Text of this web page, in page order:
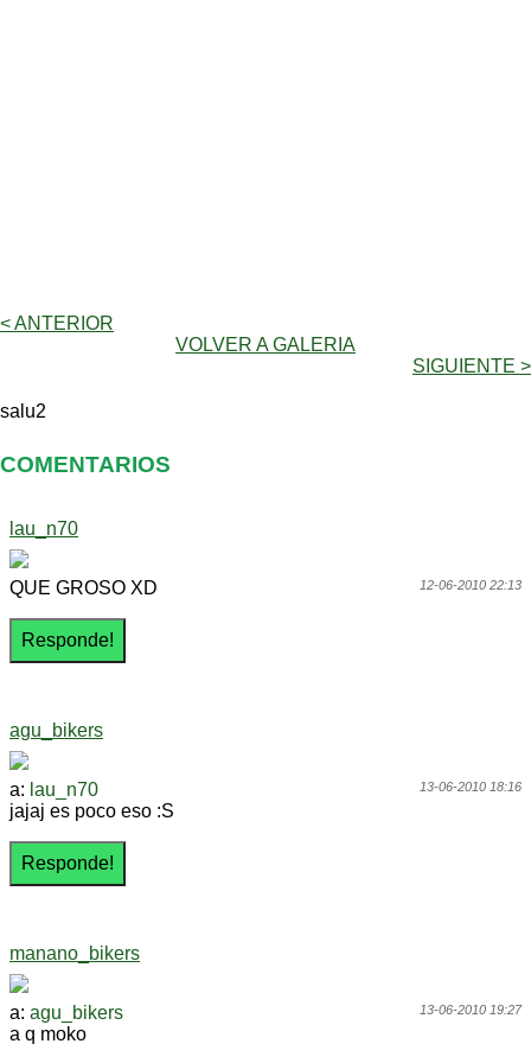
< ANTERIOR
VOLVER A GALERIA
SIGUIENTE >
salu2
COMENTARIOS
lau_n70
12-06-2010 22:13
QUE GROSO XD
agu_bikers
13-06-2010 18:16
a: lau_n70
jajaj es poco eso :S
manano_bikers
13-06-2010 19:27
a: agu_bikers
a q moko